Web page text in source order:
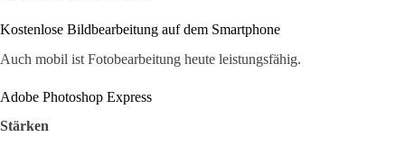
Kostenlose Bildbearbeitung auf dem Smartphone
Auch mobil ist Fotobearbeitung heute leistungsfähig.
Adobe Photoshop Express
Stärken